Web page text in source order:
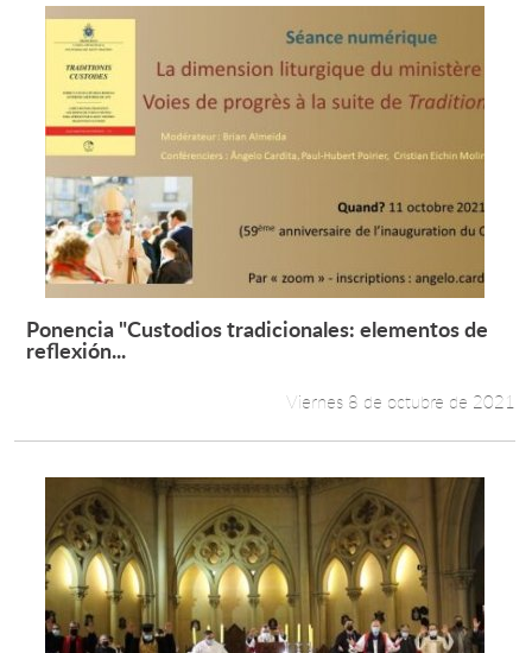
Leer más +
Ponencia "Custodios tradicionales: elementos de
reflexión...
Viernes 8 de octubre de 2021